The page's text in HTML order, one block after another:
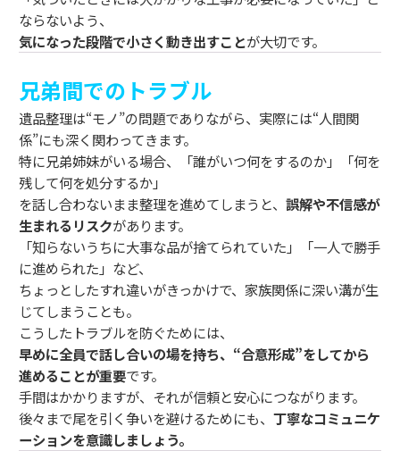
ならないよう、
気になった段階で小さく動き出すことが大切です。
兄弟間でのトラブル
遺品整理は“モノ”の問題でありながら、実際には“人間関
係”にも深く関わってきます。
特に兄弟姉妹がいる場合、「誰がいつ何をするのか」「何を
残して何を処分するか」
を話し合わないまま整理を進めてしまうと、 誤解や不信感が
生まれるリスクがあります。
「知らないうちに大事な品が捨てられていた」「一人で勝手
に進められた」など、
ちょっとしたすれ違いがきっかけで、家族関係に深い溝が生
じてしまうことも。
こうしたトラブルを防ぐためには、
早めに全員で話し合いの場を持ち、“合意形成”をしてから
進めることが重要です。
手間はかかりますが、それが信頼と安心につながります。
後々まで尾を引く争いを避けるためにも、 丁寧なコミュニケ
ーションを意識しましょう。